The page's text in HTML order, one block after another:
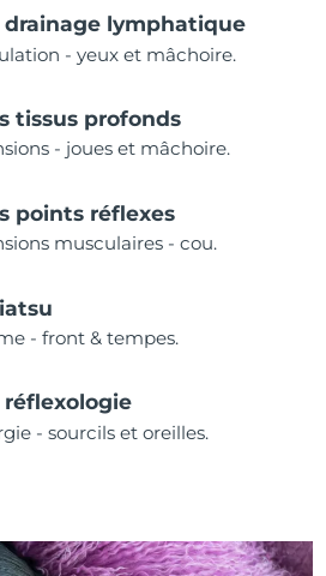
drainage lymphatique
- yeux et mâchoire.
tissus profonds
- joues et mâchoire.
points réflexes
musculaires - cou.
- front & tempes.
réflexologie
- sourcils et oreilles.